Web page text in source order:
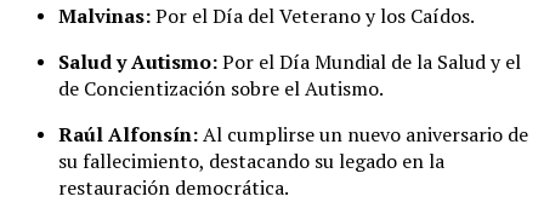
Malvinas:Por el Día del Veterano y los Caídos.
Salud y Autismo:Por el Día Mundial de la Salud y el
de Concientización sobre el Autismo.
Raúl Alfonsín:Al cumplirse un nuevo aniversario de
su fallecimiento, destacando su legado en la
restauración democrática.